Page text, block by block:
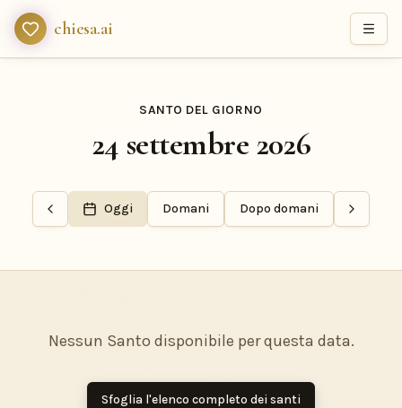
chiesa.ai
SANTO DEL GIORNO
24 settembre 2026
Oggi Domani Dopo domani
Nessun Santo disponibile per questa data.
Sfoglia l'elenco completo dei santi